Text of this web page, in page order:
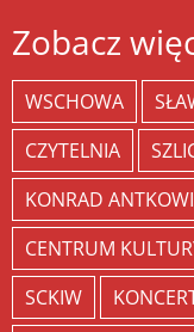
Zobacz
WSCHOWA
CZYTELNIA
KONRAD
CENTRUM
SCKIW